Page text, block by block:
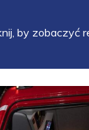
by zobaczyć